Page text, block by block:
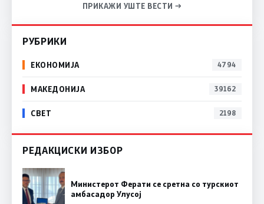
ПРИКАЖИ УШТЕ ВЕСТИ →
РУБРИКИ
ЕКОНОМИЈА 4794
МАКЕДОНИЈА 39162
СВЕТ 2198
РЕДАКЦИСКИ ИЗБОР
Министерот Ферати се сретна со турскиот
амбасадор Улусој